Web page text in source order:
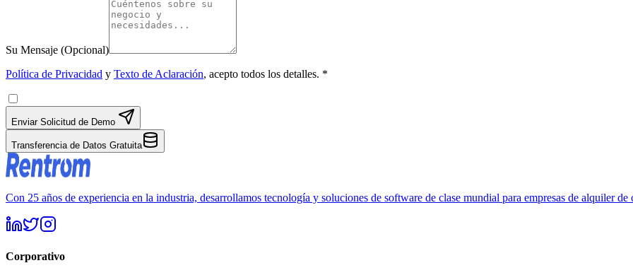
Su Mensaje (Opcional)
Política de Privacidad y Texto de Aclaración, acepto todos los detalles. *
Enviar Solicitud de Demo
Transferencia de Datos Gratuita
Con 25 años de experiencia en la industria, desarrollamos tecnología y soluciones de software de clase mundial para empresas de alquiler de
Corporativo